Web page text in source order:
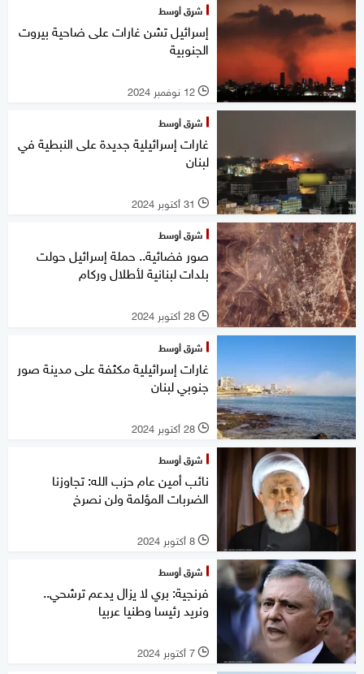
شرق أوسط
إسرائيل تشن غارات على ضاحية بيروت
الجنوبية
l 12 نوفمبر 2024
شرق أوسط
غارات إسرائيلية جديدة على النبطية في
لبنان
l 31 أكتوبر 2024
شرق أوسط
صور فضائية.. حملة إسرائيل حولت
بلدات لبنانية لأطلال وركام
l 28 أكتوبر 2024
شرق أوسط
غارات إسرائيلية مكثفة على مدينة صور
جنوبي لبنان
l 28 أكتوبر 2024
شرق أوسط
نائب أمين عام حزب الله: تجاوزنا
الضربات المؤلمة ولن نصرخ
l 8 أكتوبر 2024
شرق أوسط
فرنجية: بري لا يزال يدعم ترشحي..
ونريد رئيسا وطنيا عربيا
l 7 أكتوبر 2024